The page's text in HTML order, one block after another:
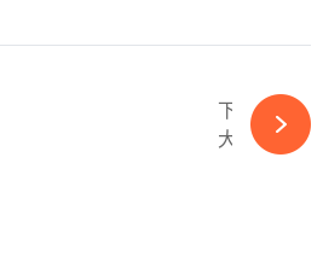
下一篇
大举增资！300亿光伏龙头逆势扩产-ky体育APP官网下载